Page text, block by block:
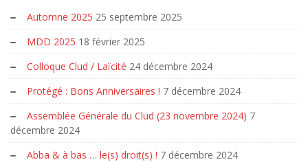
Automne 2025 25 septembre 2025
MDD 2025 18 février 2025
Colloque Clud / Laïcité 24 décembre 2024
Protégé : Bons Anniversaires ! 7 décembre 2024
Assemblée Générale du Clud (23 novembre 2024) 7
décembre 2024
Abba & à bas … le(s) droit(s) ! 7 décembre 2024